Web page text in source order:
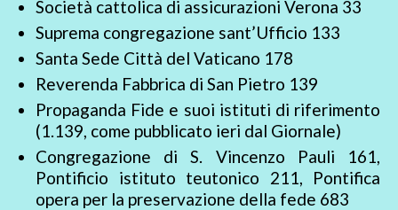
Società cattolica di assicurazioni Verona 33
Suprema congregazione sant’Ufficio 133
Santa Sede Città del Vaticano 178
Reverenda Fabbrica di San Pietro 139
Propaganda Fide e suoi istituti di riferimento
(1.139, come pubblicato ieri dal Giornale)
Congregazione di S. Vincenzo Pauli 161,
Pontificio istituto teutonico 211, Pontifica
opera per la preservazione della fede 683